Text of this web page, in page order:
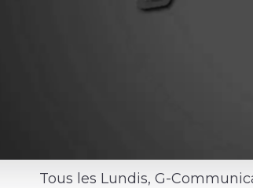
Tous les Lundis, G-